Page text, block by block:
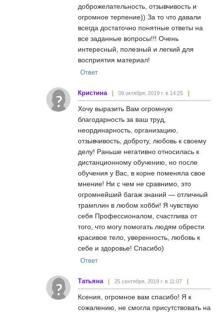
доброжелательность, отзывчивость и
огромное терпение)) За то что давали
всегда достаточно понятные ответы на
все заданные вопросы!!! Очень
интересный, полезный и легкий для
восприятия материал!
Ответ
Кристина 09 октября, 2019 г. в 14:25
Хочу выразить Вам огромную
благодарность за ваш труд,
неординарность, организацию,
отзывчивость, доброту, любовь к своему
делу! Раньше негативно относилась к
дистанционному обучению, но после
обучения у Вас, в корне поменяла свое
мнение! Ни с чем не сравнимо, это
огромнейший багаж знаний — отличный
трамплин в любом хобби! Я чувствую
себя Профессионалом, счастлива от
того, что могу помогать людям обрести
красивое тело, уверенность, любовь к
себе и здоровье! Спасибо)
Ответ
Татьяна 25 сентября, 2019 г. в 11:07
Ксения, огромное вам спасибо! Я к
сожалению, не смогла присутствовать на